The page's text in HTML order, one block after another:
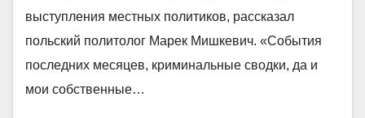
выступления местных политиков, рассказал
польский политолог Марек Мишкевич. «События
последних месяцев, криминальные сводки, да и
мои собственные…